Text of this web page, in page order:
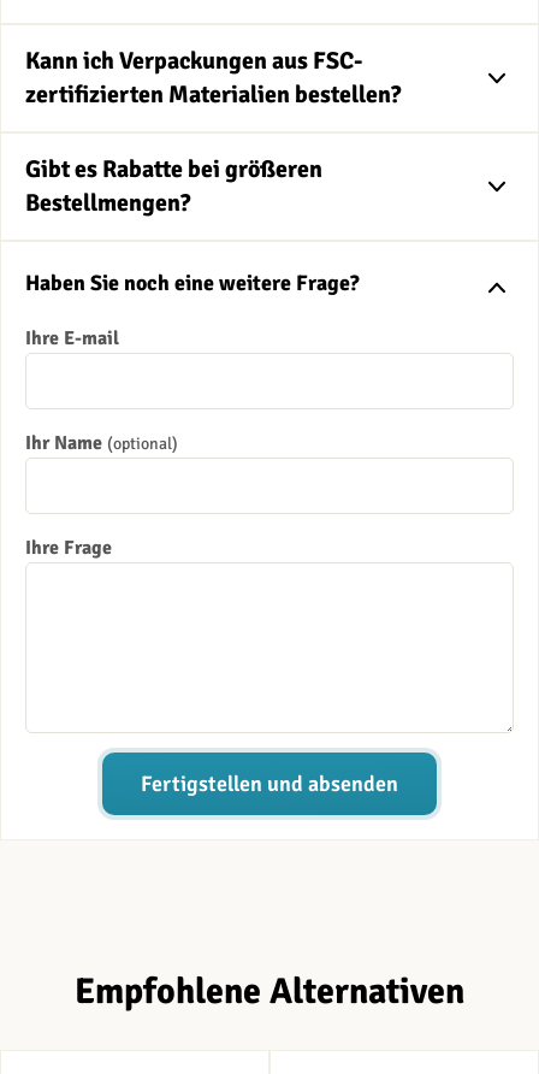
Kann ich Verpackungen aus FSC-
zertifizierten Materialien bestellen?
Gibt es Rabatte bei größeren
Bestellmengen?
Haben Sie noch eine weitere Frage?
Ihre E-mail
Ihr Name (optional)
Ihre Frage
Fertigstellen und absenden
Empfohlene Alternativen